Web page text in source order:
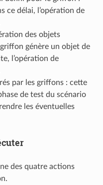
ce délai, l’opération de
des objets
génère un objet de
l’opération de
par les griffons : cette
de test du scénario
les éventuelles
des quatre actions